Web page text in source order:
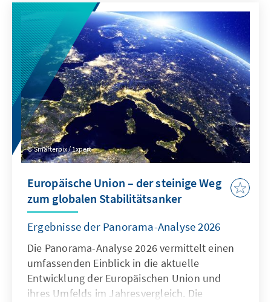
Plattformen. Es sollte mit einem EU-weiten
System zertifizierter Ausnahmen verbunden
werden, um die Regeln für digitale Dienste
neu auszurichten: Kinder müssen wirksam
geschützt werden, zugleich muss der Markt
für europäische Alternativen zum heutigen
Oligopol geöffnet werden.
Smarterpix / 1xpert
Europäische Union – der steinige Weg
zum globalen Stabilitätsanker
Ergebnisse der Panorama-Analyse 2026
Die Panorama-Analyse 2026 vermittelt einen
umfassenden Einblick in die aktuelle
Entwicklung der Europäischen Union und
ihres Umfelds im Jahresvergleich. Die